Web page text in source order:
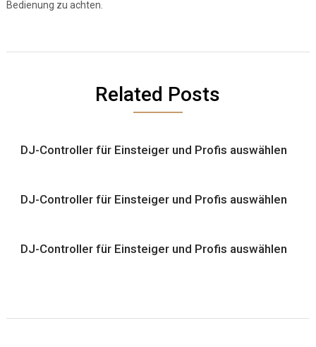
Bedienung zu achten.
Related Posts
DJ-Controller für Einsteiger und Profis auswählen
DJ-Controller für Einsteiger und Profis auswählen
DJ-Controller für Einsteiger und Profis auswählen